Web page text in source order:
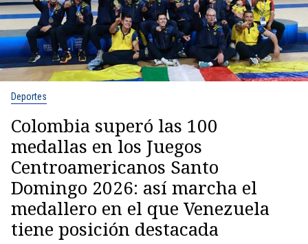
Deportes
Colombia superó las 100
medallas en los Juegos
Centroamericanos Santo
Domingo 2026: así marcha el
medallero en el que Venezuela
tiene posición destacada